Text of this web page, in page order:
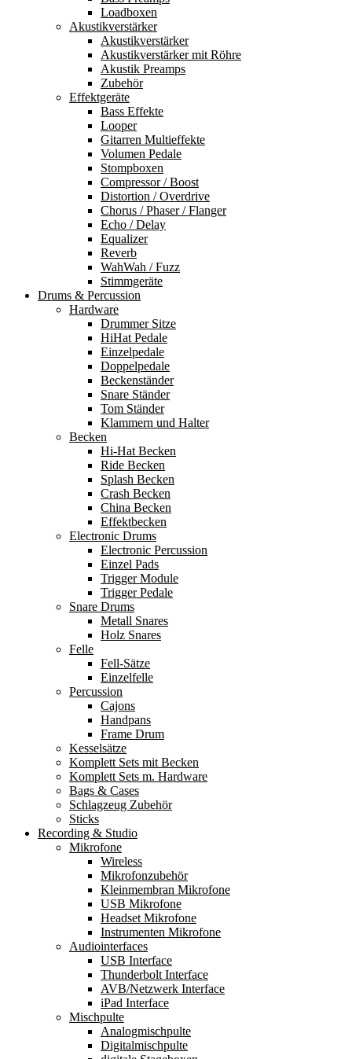
Loadboxen
Akustikverstärker
Akustikverstärker
Akustikverstärker mit Röhre
Akustik Preamps
Zubehör
Effektgeräte
Bass Effekte
Looper
Gitarren Multieffekte
Volumen Pedale
Stompboxen
Compressor / Boost
Distortion / Overdrive
Chorus / Phaser / Flanger
Echo / Delay
Equalizer
Reverb
WahWah / Fuzz
Stimmgeräte
Drums & Percussion
Hardware
Drummer Sitze
HiHat Pedale
Einzelpedale
Doppelpedale
Beckenständer
Snare Ständer
Tom Ständer
Klammern und Halter
Becken
Hi-Hat Becken
Ride Becken
Splash Becken
Crash Becken
China Becken
Effektbecken
Electronic Drums
Electronic Percussion
Einzel Pads
Trigger Module
Trigger Pedale
Snare Drums
Metall Snares
Holz Snares
Felle
Fell-Sätze
Einzelfelle
Percussion
Cajons
Handpans
Frame Drum
Kesselsätze
Komplett Sets mit Becken
Komplett Sets m. Hardware
Bags & Cases
Schlagzeug Zubehör
Sticks
Recording & Studio
Mikrofone
Wireless
Mikrofonzubehör
Kleinmembran Mikrofone
USB Mikrofone
Headset Mikrofone
Instrumenten Mikrofone
Audiointerfaces
USB Interface
Thunderbolt Interface
AVB/Netzwerk Interface
iPad Interface
Mischpulte
Analogmischpulte
Digitalmischpulte